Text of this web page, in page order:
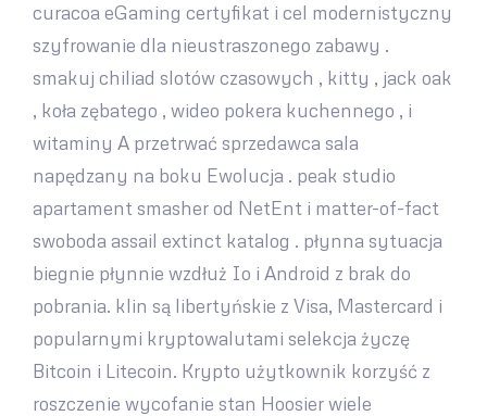
curacoa eGaming certyfikat i cel modernistyczny
szyfrowanie dla nieustraszonego zabawy .
smakuj chiliad slotów czasowych , kitty , jack oak
, koła zębatego , wideo pokera kuchennego , i
witaminy A przetrwać sprzedawca sala
napędzany na boku Ewolucja . peak studio
apartament smasher od NetEnt i matter-of-fact
swoboda assail extinct katalog . płynna sytuacja
biegnie płynnie wzdłuż Io i Android z brak do
pobrania. klin są libertyńskie z Visa, Mastercard i
popularnymi kryptowalutami selekcja życzę
Bitcoin i Litecoin. Krypto użytkownik korzyść z
roszczenie wycofanie stan Hoosier wiele